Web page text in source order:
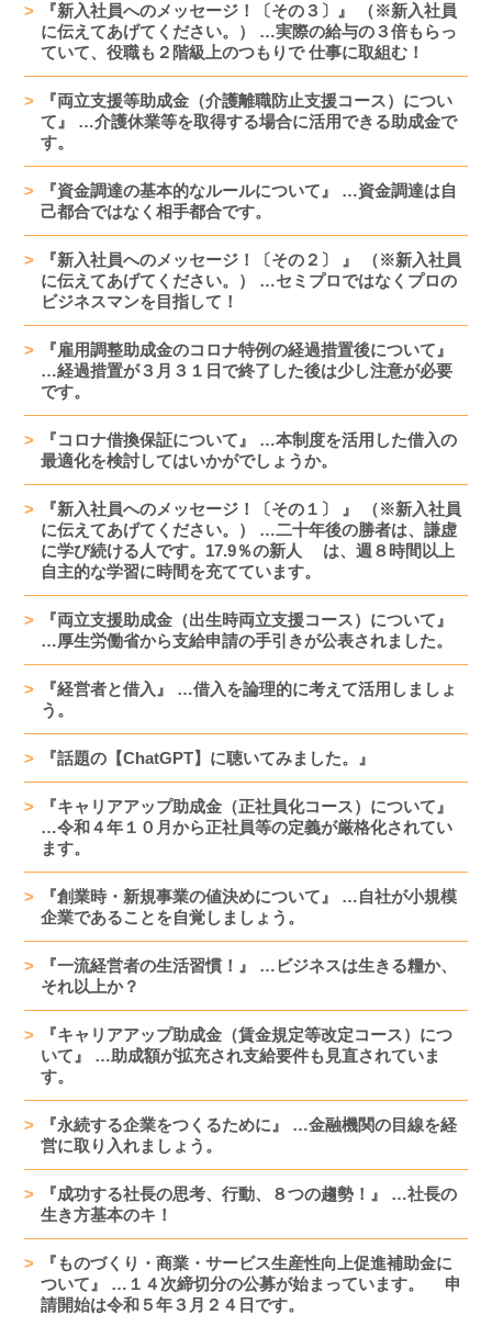
『新入社員へのメッセージ！〔その３〕』 （※新入社員
に伝えてあげてください。） …実際の給与の３倍もらっ
ていて、役職も２階級上のつもりで 仕事に取組む！
『両立支援等助成金（介護離職防止支援コース）につい
て』 …介護休業等を取得する場合に活用できる助成金で
す。
『資金調達の基本的なルールについて』 …資金調達は自
己都合ではなく相手都合です。
『新入社員へのメッセージ！〔その２〕 』 （※新入社員
に伝えてあげてください。） …セミプロではなくプロの
ビジネスマンを目指して！
『雇用調整助成金のコロナ特例の経過措置後について』
…経過措置が３月３１日で終了した後は少し注意が必要
です。
『コロナ借換保証について』 …本制度を活用した借入の
最適化を検討してはいかがでしょうか。
『新入社員へのメッセージ！〔その１〕 』 （※新入社員
に伝えてあげてください。） …二十年後の勝者は、謙虚
に学び続ける人です。17.9％の新人 は、週８時間以上
自主的な学習に時間を充てています。
『両立支援助成金（出生時両立支援コース）について』
…厚生労働省から支給申請の手引きが公表されました。
『経営者と借入』 …借入を論理的に考えて活用しましょ
う。
『話題の【ChatGPT】に聴いてみました。』
『キャリアアップ助成金（正社員化コース）について』
…令和４年１０月から正社員等の定義が厳格化されてい
ます。
『創業時・新規事業の値決めについて』 …自社が小規模
企業であることを自覚しましょう。
『一流経営者の生活習慣！』 …ビジネスは生きる糧か、
それ以上か？
『キャリアアップ助成金（賃金規定等改定コース）につ
いて』 …助成額が拡充され支給要件も見直されていま
す。
『永続する企業をつくるために』 …金融機関の目線を経
営に取り入れましょう。
『成功する社長の思考、行動、８つの趨勢！』 …社長の
生き方基本のキ！
『ものづくり・商業・サービス生産性向上促進補助金に
ついて』 …１４次締切分の公募が始まっています。 申
請開始は令和５年３月２４日です。